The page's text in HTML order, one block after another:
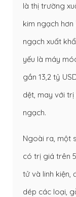
là thị trường
kim ngạch hơn
ngạch xuất
yếu là máy
gần 13,2 tỷ
dệt, may với trị
ngạch.
Ngoài ra, một
có trị giá trên
tử và linh kiện,
dép các loại,